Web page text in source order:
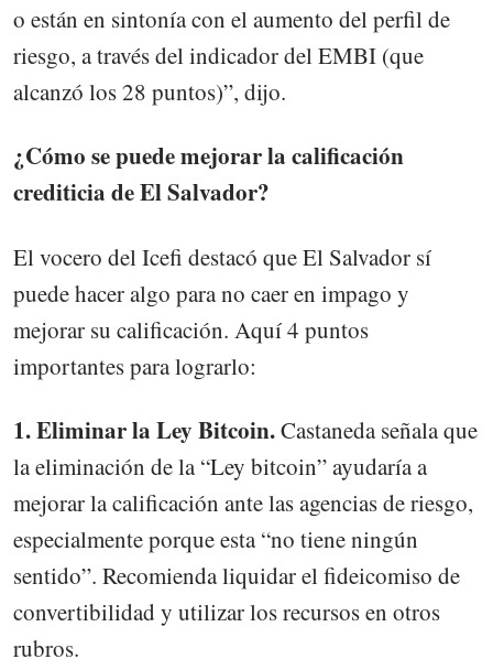
o están en sintonía con el aumento del perfil de
riesgo, a través del indicador del EMBI (que
alcanzó los 28 puntos)”, dijo.
¿Cómo se puede mejorar la calificación
crediticia de El Salvador?
El vocero del Icefi destacó que El Salvador sí
puede hacer algo para no caer en impago y
mejorar su calificación. Aquí 4 puntos
importantes para lograrlo:
1. Eliminar la Ley Bitcoin.Castaneda señala que
la eliminación de la “Ley bitcoin” ayudaría a
mejorar la calificación ante las agencias de riesgo,
especialmente porque esta “no tiene ningún
sentido”. Recomienda liquidar el fideicomiso de
convertibilidad y utilizar los recursos en otros
rubros.